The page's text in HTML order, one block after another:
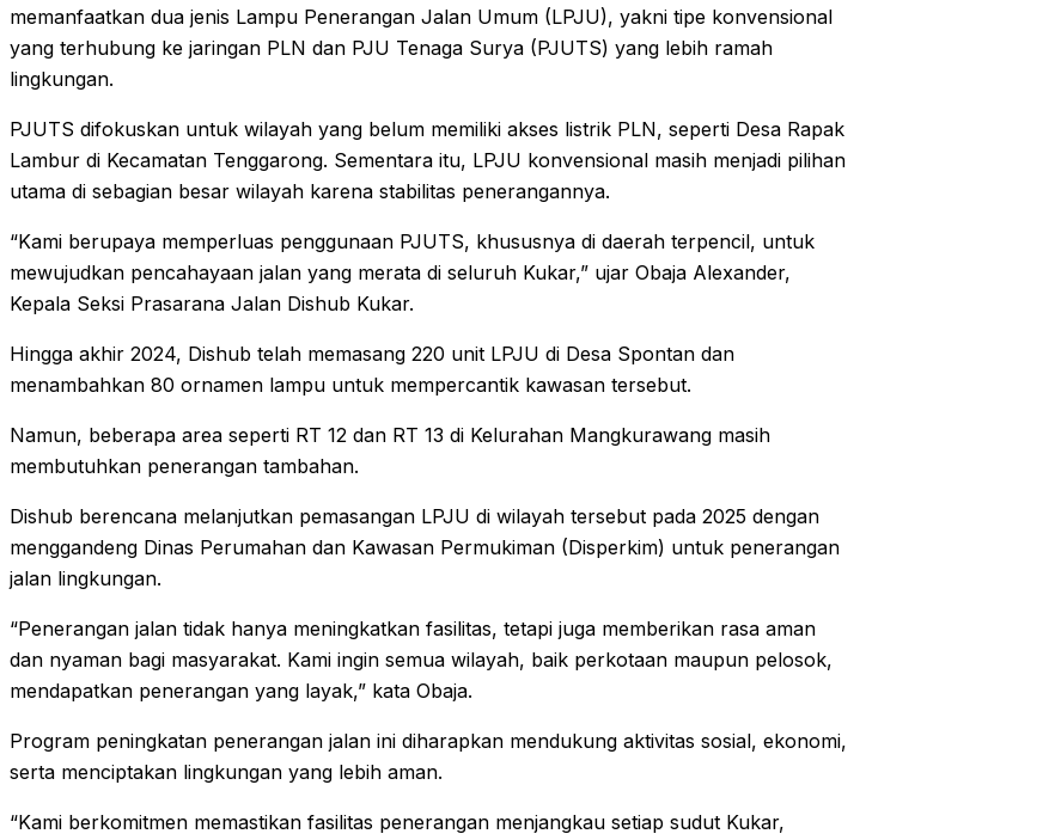
memanfaatkan dua jenis Lampu Penerangan Jalan Umum (LPJU), yakni tipe konvensional
yang terhubung ke jaringan PLN dan PJU Tenaga Surya (PJUTS) yang lebih ramah
lingkungan.
PJUTS difokuskan untuk wilayah yang belum memiliki akses listrik PLN, seperti Desa Rapak
Lambur di Kecamatan Tenggarong. Sementara itu, LPJU konvensional masih menjadi pilihan
utama di sebagian besar wilayah karena stabilitas penerangannya.
“Kami berupaya memperluas penggunaan PJUTS, khususnya di daerah terpencil, untuk
mewujudkan pencahayaan jalan yang merata di seluruh Kukar,” ujar Obaja Alexander,
Kepala Seksi Prasarana Jalan Dishub Kukar.
Hingga akhir 2024, Dishub telah memasang 220 unit LPJU di Desa Spontan dan
menambahkan 80 ornamen lampu untuk mempercantik kawasan tersebut.
Namun, beberapa area seperti RT 12 dan RT 13 di Kelurahan Mangkurawang masih
membutuhkan penerangan tambahan.
Dishub berencana melanjutkan pemasangan LPJU di wilayah tersebut pada 2025 dengan
menggandeng Dinas Perumahan dan Kawasan Permukiman (Disperkim) untuk penerangan
jalan lingkungan.
“Penerangan jalan tidak hanya meningkatkan fasilitas, tetapi juga memberikan rasa aman
dan nyaman bagi masyarakat. Kami ingin semua wilayah, baik perkotaan maupun pelosok,
mendapatkan penerangan yang layak,” kata Obaja.
Program peningkatan penerangan jalan ini diharapkan mendukung aktivitas sosial, ekonomi,
serta menciptakan lingkungan yang lebih aman.
“Kami berkomitmen memastikan fasilitas penerangan menjangkau setiap sudut Kukar,